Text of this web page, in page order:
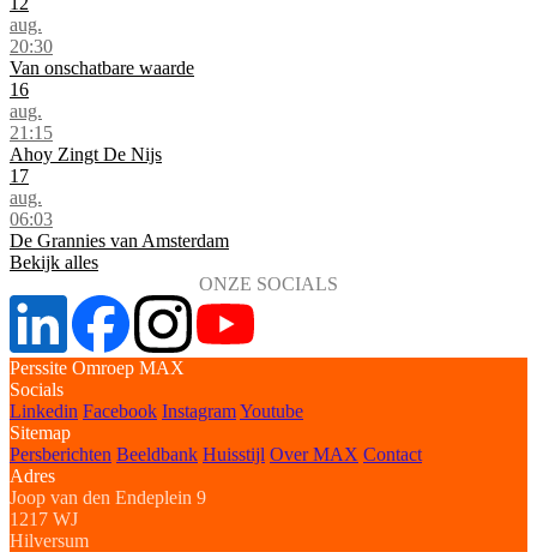
aug.
20:30
Van onschatbare waarde
16
aug.
21:15
Ahoy Zingt De Nijs
17
aug.
06:03
De Grannies van Amsterdam
Bekijk alles
ONZE SOCIALS
Perssite Omroep MAX
Socials
Linkedin Facebook InstagramYoutube
Sitemap
Persberichten Beeldbank Huisstijl Over MAX Contact
Adres
Joop van den Endeplein 9
1217 WJ
Hilversum